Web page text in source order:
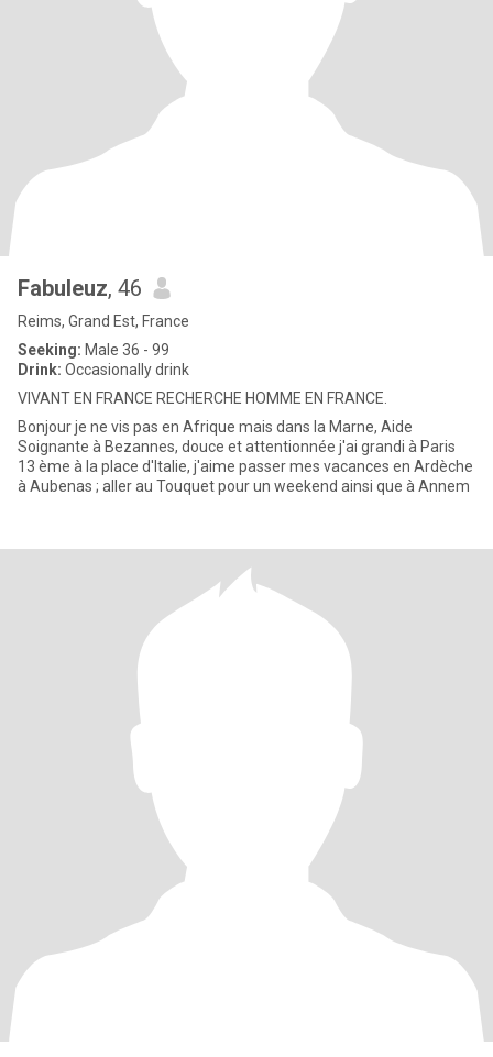
Fabuleuz, 46
Reims, Grand Est, France
Seeking: Male 36 - 99
Drink: Occasionally drink
VIVANT EN FRANCE RECHERCHE HOMME EN FRANCE.
Bonjour je ne vis pas en Afrique mais dans la Marne, Aide
Soignante à Bezannes, douce et attentionnée j'ai grandi à Paris
13 ème à la place d'Italie, j'aime passer mes vacances en Ardèche
à Aubenas ; aller au Touquet pour un weekend ainsi que à Annem